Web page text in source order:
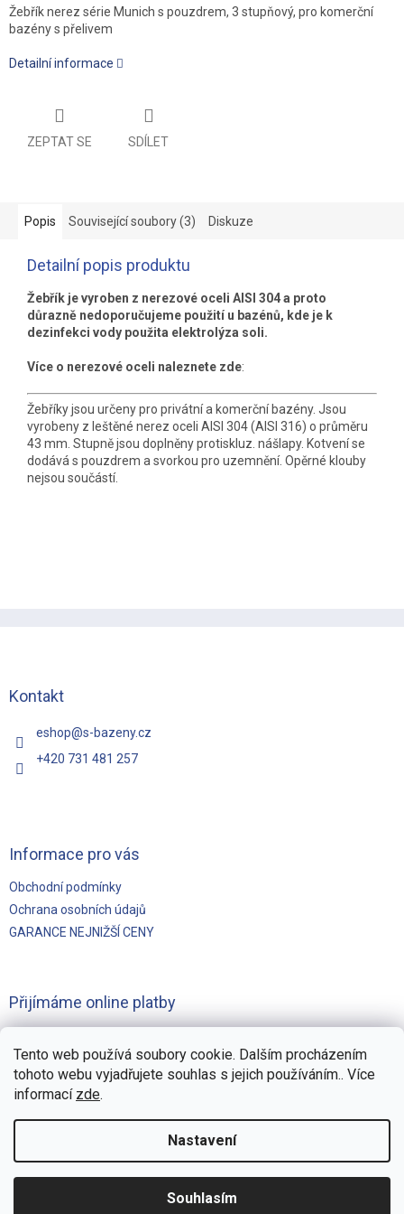
Tento web používá soubory cookie. Dalším procházením
tohoto webu vyjadřujete souhlas s jejich používáním.. Více
informací zde.
Nastavení
Souhlasím
Žebřík nerez série Munich s pouzdrem, 3 stupňový, pro komerční
bazény s přelivem
Detailní informace
ZEPTAT SE SDÍLET
Popis Související soubory (3) Diskuze
Detailní popis produktu
Žebřík je vyroben z nerezové oceli AISI 304 a proto
důrazně nedoporučujeme použití u bazénů, kde je k
dezinfekci vody použita elektrolýza soli.
Více o nerezové oceli naleznete zde:
Žebříky jsou určeny pro privátní a komerční bazény. Jsou
vyrobeny z leštěné nerez oceli AISI 304 (AISI 316) o průměru
43 mm. Stupně jsou doplněny protiskluz. nášlapy. Kotvení se
dodává s pouzdrem a svorkou pro uzemnění. Opěrné klouby
nejsou součástí.
Kontakt
eshop@s-bazeny.cz
+420 731 481 257
Informace pro vás
Obchodní podmínky
Ochrana osobních údajů
GARANCE NEJNIŽŠÍ CENY
Přijímáme online platby
vyhrazena.